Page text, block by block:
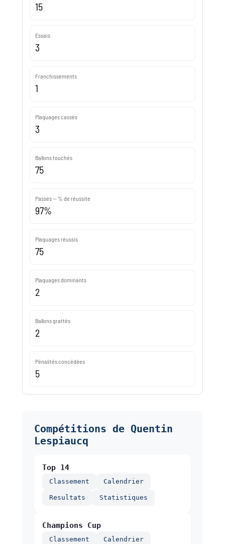
15
Essais
3
Franchissements
1
Plaquages cassés
3
Ballons touchés
75
Passes — % de réussite
97%
Plaquages réussis
75
Plaquages dominants
2
Ballons grattés
2
Pénalités concédées
5
Compétitions de Quentin
Lespiaucq
Top 14
Classement Calendrier
Resultats Statistiques
Champions Cup
Classement Calendrier